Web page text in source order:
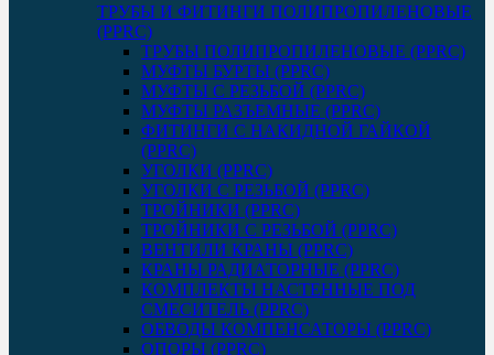
ТРУБЫ И ФИТИНГИ ПОЛИПРОПИЛЕНОВЫЕ
(PPRC)
ТРУБЫ ПОЛИПРОПИЛЕНОВЫЕ (PPRC)
МУФТЫ БУРТЫ (PPRC)
МУФТЫ C РЕЗЬБОЙ (PPRC)
МУФТЫ РАЗЪЕМНЫЕ (PPRC)
ФИТИНГИ С НАКИДНОЙ ГАЙКОЙ
(PPRC)
УГОЛКИ (PPRC)
УГОЛКИ С РЕЗЬБОЙ (PPRC)
ТРОЙНИКИ (PPRC)
ТРОЙНИКИ С РЕЗЬБОЙ (PPRC)
ВЕНТИЛИ КРАНЫ (PPRC)
КРАНЫ РАДИАТОРНЫЕ (PPRC)
КОМПЛЕКТЫ НАСТЕННЫЕ ПОД
СМЕСИТЕЛЬ (PPRC)
ОБВОДЫ КОМПЕНСАТОРЫ (PPRC)
ОПОРЫ (PPRC)